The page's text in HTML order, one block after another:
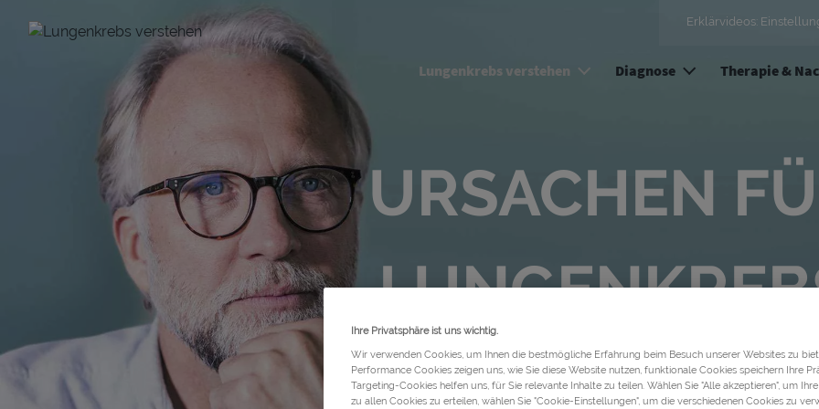
Site Logo
Erklärvideos:
Lungenkrebs verstehen Diagnose Therapie &
URSACHEN
Ihre Privatsphäre ist uns wichtig.
Wir verwenden Cookies, um Ihnen die bestmögliche Erfahrung beim Besuch unserer Websites zu
Performance Cookies zeigen uns, wie Sie diese Website nutzen, funktionale Cookies speichern Ihre
Targeting-Cookies helfen uns, für Sie relevante Inhalte zu teilen. Wählen Sie "Alle akzeptieren", um
zu allen Cookies zu erteilen, wählen Sie "Cookie-Einstellungen", um die verschiedenen Cookies zu